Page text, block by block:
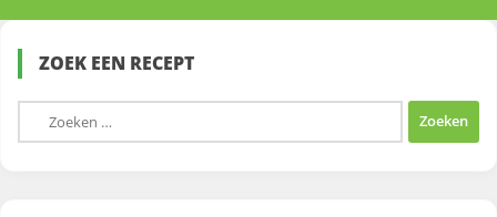
ZOEK EEN RECEPT
Zoeken
naar: